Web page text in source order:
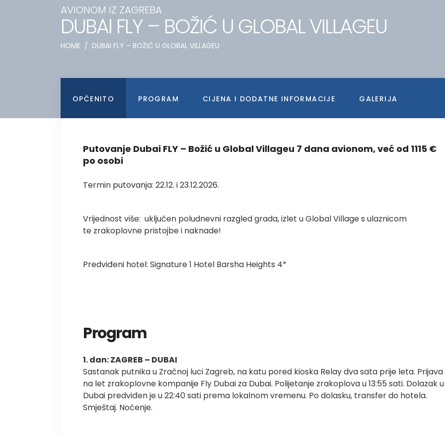
AVIONOM IZ ZAGREBA
DUBAI FLY – BOŽIĆ U GLOBAL VILLAGEU
HOME / DUBAI FLY – BOŽIĆ U GLOBAL VILLAGEU
OPĆENITO GALERIJA
PROGRAM CIJENA I DODATNE INFORMACIJE
Putovanje Dubai FLY – Božić u Global Villageu 7 dana avionom, već od 1115 €
po osobi
Termin putovanja: 22.12. i 23.12.2026.
Vrijednost više: uključen poludnevni razgled grada, izlet u Global Village s ulaznicom
te zrakoplovne pristojbe i naknade!
Predviđeni hotel: Signature 1 Hotel Barsha Heights 4*
Program
1. dan: ZAGREB – DUBAI
Sastanak putnika u Zračnoj luci Zagreb, na katu pored kioska Relay dva sata prije leta. Prijava
na let zrakoplovne kompanije Fly Dubai za Dubai. Polijetanje zrakoplova u 13:55 sati. Dolazak u
Dubai predviđen je u 22:40 sati prema lokalnom vremenu. Po dolasku, transfer do hotela.
Smještaj. Noćenje.